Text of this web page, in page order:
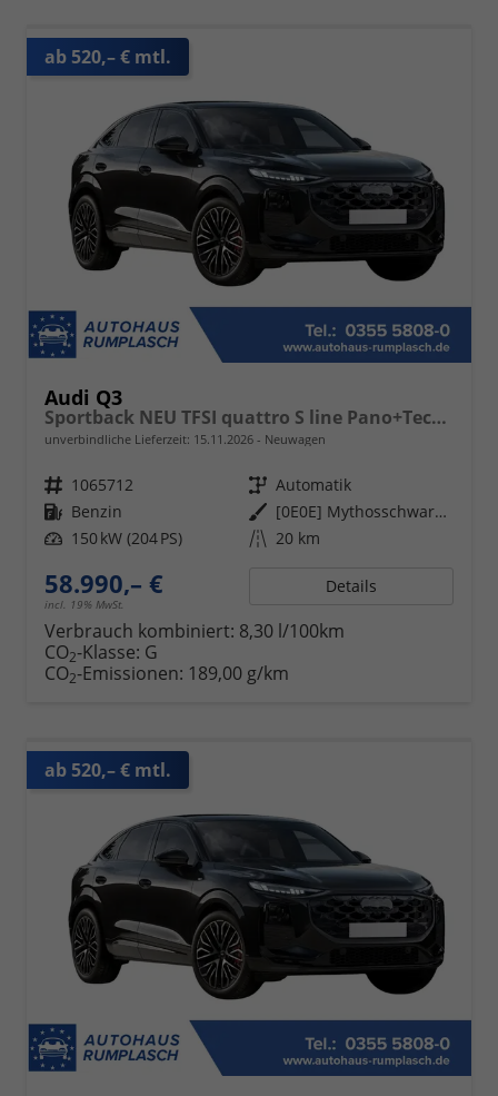
ab 520,– € mtl.
Audi Q3
Sportback NEU TFSI quattro S line Pano+TechPro+Matrix+AHK+HUD+Alu20+KlimaPlus+DCC+SONOS
unverbindliche Lieferzeit: 15.11.2026 Neuwagen
Fahrzeugnr. 1065712 Getriebe Automatik
Kraftstoff Benzin Außenfarbe
[0E0E] Mythosschwarz Metallic
Leistung 150 kW (204 PS) Kilometerstand 20 km
58.990,– €
incl. 19% MwSt.
Details
Verbrauch kombiniert: 8,30 l/100km
CO2-Klasse: G
CO2-Emissionen: 189,00 g/km
ab 520,– € mtl.